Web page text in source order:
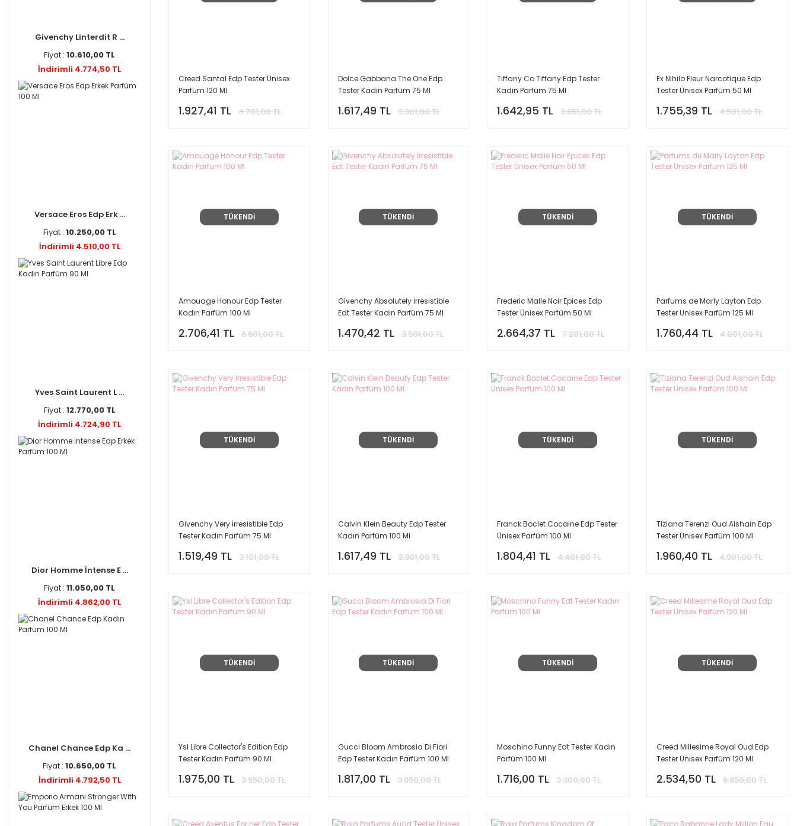
Clive Christian (1)
Comme Des Garcons (1)
COSTUME NATİONAL (1)
Davidoff (1)
Lanvin (1)
MARC ANTOİNE (1)
Masque Milano (1)
Morph (1)
Valentino (1)
Givenchy Linterdit R ...
Fiyat :10.610,00 TL
İndirimli 4.774,50 TL
Versace Eros Edp Erk ...
Fiyat : 10.250,00 TL
İndirimli 4.510,00 TL
Yves Saint Laurent L ...
Fiyat : 12.770,00 TL
İndirimli 4.724,90 TL
Dior Homme İntense E ...
Fiyat :11.050,00 TL
İndirimli 4.862,00 TL
Chanel Chance Edp Ka ...
Fiyat :10.650,00 TL
İndirimli 4.792,50 TL
Creed Santal Edp Tester Ünisex
Parfüm 120 Ml
1.927,41 TL 4.701,00 TL
Dolce Gabbana The One Edp
Tester Kadın Parfüm 75 Ml
1.617,49 TL 3.301,00 TL
Tiffany Co Tiffany Edp Tester
Kadın Parfüm 75 Ml
1.642,95 TL 3.651,00 TL
Ex Nihilo Fleur Narcotique Edp
Tester Ünisex Parfüm 50 Ml
1.755,39 TL 4.501,00 TL
TÜKENDİ
Amouage Honour Edp Tester
Kadın Parfüm 100 Ml
2.706,41 TL 6.601,00 TL
TÜKENDİ
Givenchy Absolutely İrresistible
Edt Tester Kadın Parfüm 75 Ml
1.470,42 TL 3.501,00 TL
TÜKENDİ
Frederic Malle Noir Epices Edp
Tester Ünisex Parfüm 50 Ml
2.664,37 TL 7.201,00 TL
TÜKENDİ
Parfums de Marly Layton Edp
Tester Unisex Parfüm 125 Ml
1.760,44 TL 4.001,00 TL
TÜKENDİ
Givenchy Very İrresistible Edp
Tester Kadın Parfüm 75 Ml
1.519,49 TL 3.101,00 TL
TÜKENDİ
Calvin Klein Beauty Edp Tester
Kadın Parfüm 100 Ml
1.617,49 TL 3.301,00 TL
TÜKENDİ
Franck Boclet Cocaine Edp Tester
Ünisex Parfüm 100 Ml
1.804,41 TL 4.401,00 TL
TÜKENDİ
Tiziana Terenzi Oud Alshain Edp
Tester Ünisex Parfüm 100 Ml
1.960,40 TL 4.901,00 TL
TÜKENDİ
Ysl Libre Collector's Edition Edp
Tester Kadın Parfüm 90 Ml
1.975,00 TL 3.950,00 TL
TÜKENDİ
Gucci Bloom Ambrosia Di Fiori
Edp Tester Kadın Parfüm 100 Ml
1.817,00 TL 3.950,00 TL
TÜKENDİ
Moschino Funny Edt Tester Kadın
Parfüm 100 Ml
1.716,00 TL 3.300,00 TL
TÜKENDİ
Creed Millesime Royal Oud Edp
Tester Ünisex Parfüm 120 Ml
2.534,50 TL 6.850,00 TL